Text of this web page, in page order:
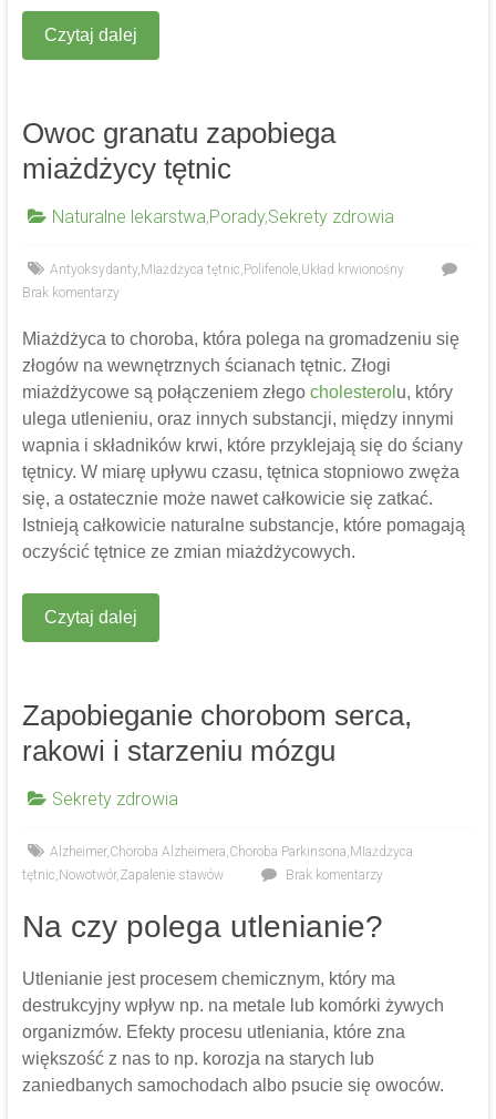
Czytaj dalej
Owoc granatu zapobiega
miażdżycy tętnic
Naturalne lekarstwa,Porady,Sekrety zdrowia
Antyoksydanty, MIażdżyca tętnic, Polifenole,Układ krwionośny
Brak komentarzy
Miażdżyca to choroba, która polega na gromadzeniu się
złogów na wewnętrznych ścianach tętnic. Złogi
miażdżycowe są połączeniem złego cholesterol u, który
ulega utlenieniu, oraz innych substancji, między innymi
wapnia i składników krwi, które przyklejają się do ściany
tętnicy. W miarę upływu czasu, tętnica stopniowo zwęża
się, a ostatecznie może nawet całkowicie się zatkać.
Istnieją całkowicie naturalne substancje, które pomagają
oczyścić tętnice ze zmian miażdżycowych.
Czytaj dalej
Zapobieganie chorobom serca,
rakowi i starzeniu mózgu
Sekrety zdrowia
Alzheimer,Choroba Alzheimera,Choroba Parkinsona, MIażdżyca
tętnic, Nowotwór,Zapalenie stawów Brak komentarzy
Na czy polega utlenianie?
Utlenianie jest procesem chemicznym, który ma
destrukcyjny wpływ np. na metale lub komórki żywych
organizmów. Efekty procesu utleniania, które zna
większość z nas to np. korozja na starych lub
zaniedbanych samochodach albo psucie się owoców.